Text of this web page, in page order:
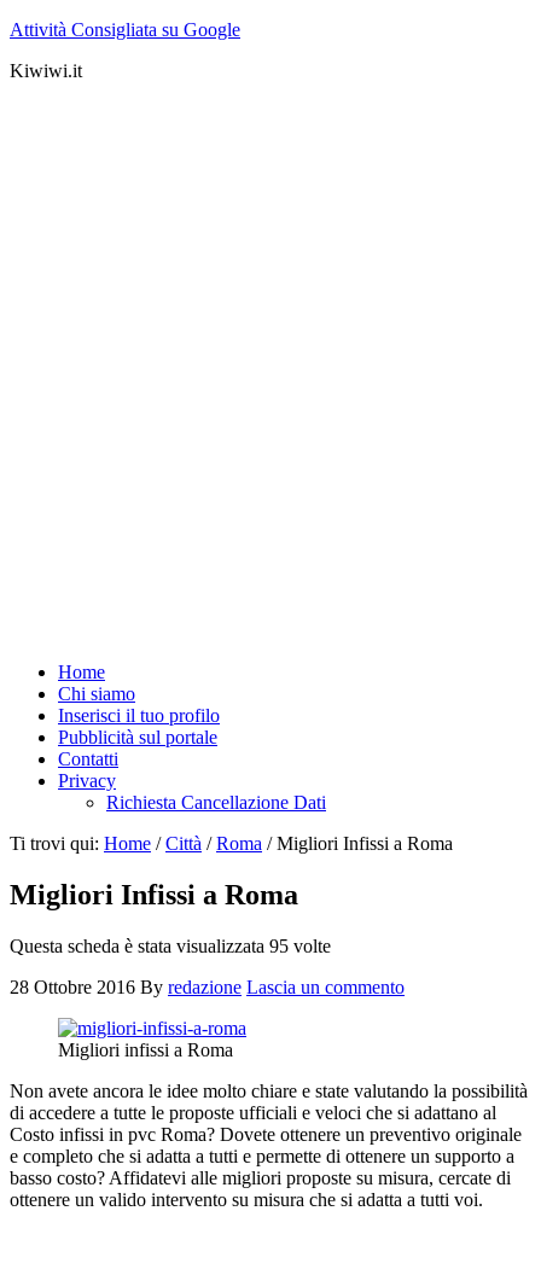
Attività Consigliata su Google
Kiwiwi.it
Home
Chi siamo
Inserisci il tuo profilo
Pubblicità sul portale
Contatti
Privacy
Richiesta Cancellazione Dati
Ti trovi qui: Home / Città / Roma /Migliori Infissi a Roma
Migliori Infissi a Roma
Questa scheda è stata visualizzata 95 volte
28 Ottobre 2016 By redazione Lascia un commento
Migliori infissi a Roma
Non avete ancora le idee molto chiare e state valutando la possibilità
di accedere a tutte le proposte ufficiali e veloci che si adattano al
Costo infissi in pvc Roma? Dovete ottenere un preventivo originale
e completo che si adatta a tutti e permette di ottenere un supporto a
basso costo? Affidatevi alle migliori proposte su misura, cercate di
ottenere un valido intervento su misura che si adatta a tutti voi.